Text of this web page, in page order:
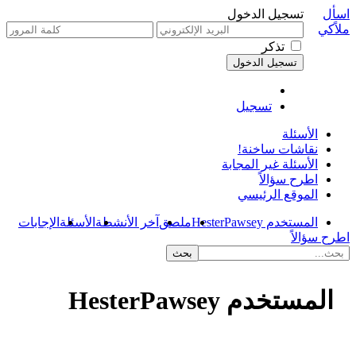
تسجيل الدخول
تذكر
تسجيل
اسأل
ملاًكي
الأسئلة
نقاشات ساخنة!
الأسئلة غير المجابة
اطرح سؤالاً
الموقع الرئيسي
المستخدم HesterPawsey ملصق آخر الأنشطة الأسئلة الإجابات
اطرح سؤالاً
المستخدم HesterPawsey